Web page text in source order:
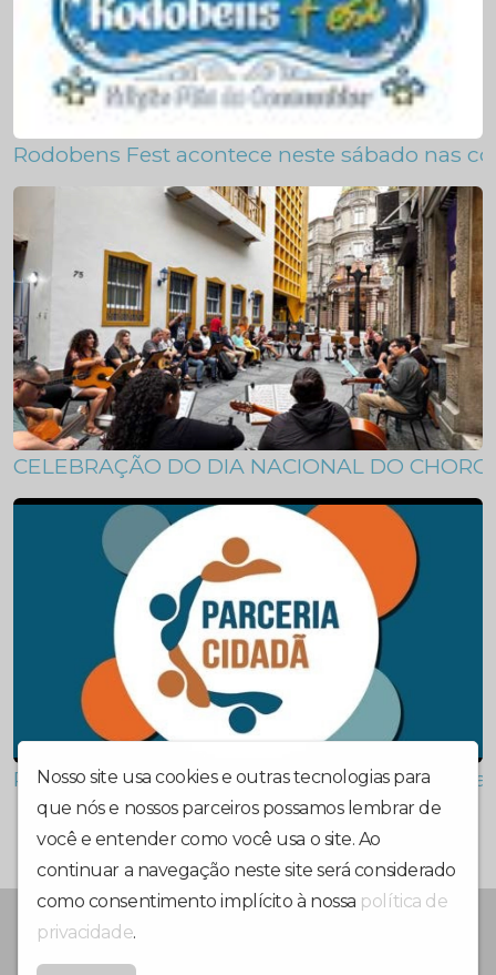
Rodobens Fest acontece neste sábado nas
CELEBRAÇÃO DO DIA NACIONAL DO CHORO
Parceria Cidadã leva serviços eleitorais
Nosso site usa cookies e outras tecnologias para
que nós e nossos parceiros possamos lembrar de
você e entender como você usa o site. Ao
continuar a navegação neste site será considerado
como consentimento implícito à nossa política de
privacidade.
PORTAL DE NOTICIAS, JORNAL, RÁDIO E TV